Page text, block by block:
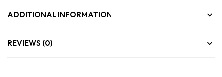
ADDITIONAL INFORMATION
REVIEWS (0)